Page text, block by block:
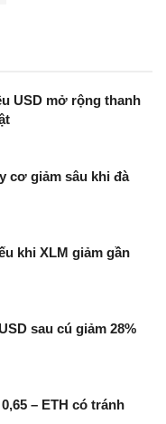
USD mở rộng thanh
cơ giảm sâu khi đà
khi XLM giảm gần
sau cú giảm 28%
– ETH có tránh